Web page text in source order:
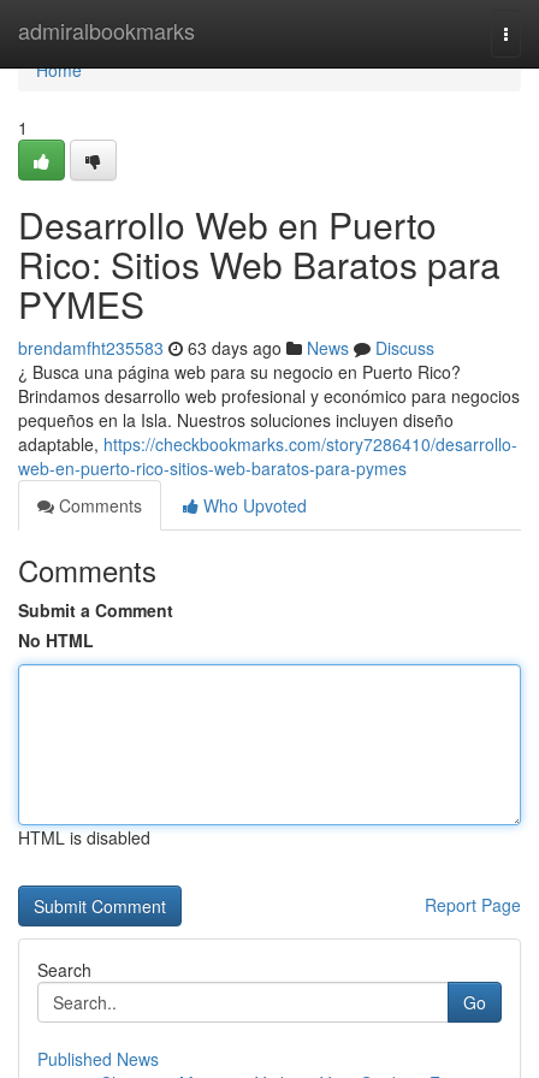
admiralbookmarks
Home
Home
1
Desarrollo Web en Puerto
Rico: Sitios Web Baratos para
PYMES
brendamfht235583 63 days ago News
Discuss
¿ Busca una página web para su negocio en Puerto Rico?
Brindamos desarrollo web profesional y económico para negocios
pequeños en la Isla. Nuestros soluciones incluyen diseño
adaptable, https://checkbookmarks.com/story7286410/desarrollo-
web-en-puerto-rico-sitios-web-baratos-para-pymes
Comments
Who Upvoted
Comments
Submit a Comment
No HTML
HTML is disabled
Report Page
Search
Go
Published News